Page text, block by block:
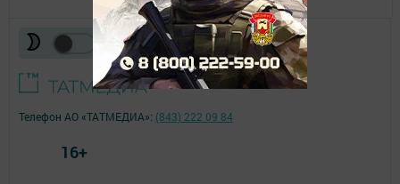
Телефон АО «ТАТМЕДИА»: (843) 222 09 84
16+